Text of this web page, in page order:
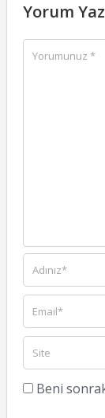
Yorum Yaz
Beni